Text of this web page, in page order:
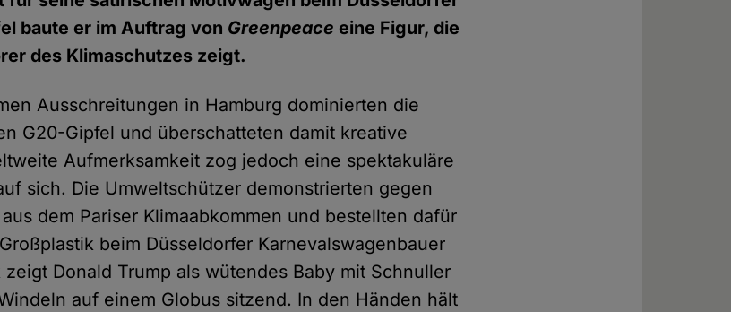
baute er im Auftrag von Greenpeace eine Figur, die
des Klimaschutzes zeigt.
Ausschreitungen in Hamburg dominierten die
G20-Gipfel und überschatteten damit kreative
Aufmerksamkeit zog jedoch eine spektakuläre
sich. Die Umweltschützer demonstrierten gegen
dem Pariser Klimaabkommen und bestellten dafür
beim Düsseldorfer Karnevalswagenbauer
Donald Trump als wütendes Baby mit Schnuller
auf einem Globus sitzend. In den Händen hält